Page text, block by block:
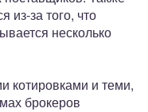
из-за того, что
несколько
котировками и теми,
брокеров